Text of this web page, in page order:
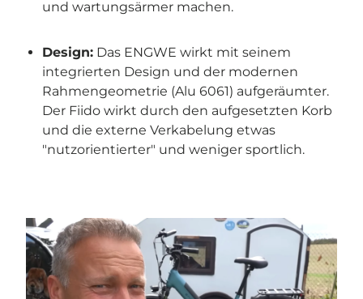
und wartungsärmer machen.
Design: Das ENGWE wirkt mit seinem
integrierten Design und der modernen
Rahmengeometrie (Alu 6061) aufgeräumter.
Der Fiido wirkt durch den aufgesetzten Korb
und die externe Verkabelung etwas
"nutzorientierter" und weniger sportlich.